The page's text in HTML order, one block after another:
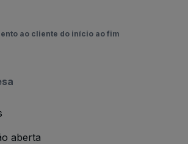
ao cliente do início ao fim
aberta